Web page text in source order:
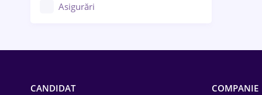
Asigurări
CANDIDAT COMPANIE